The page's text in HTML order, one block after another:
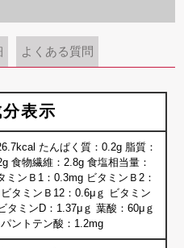
よくある質問
表示
たんぱく質：0.2g 脂質：
食物繊維：2.8g 食塩相当量：
ンＢ1：0.3mg ビタミンＢ2：
タミンＢ12：0.6μｇ ビタミン
タミンD：1.37μｇ 葉酸：60μｇ
ントテン酸：1.2mg